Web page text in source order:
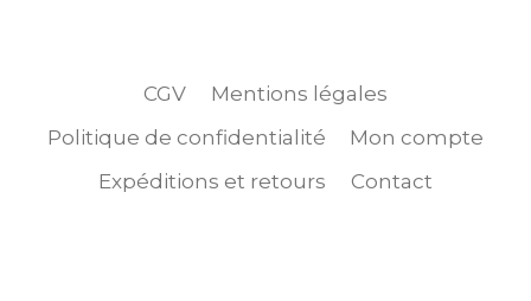
CGV
Mentions légales
Politique de confidentialité
Mon compte
Expéditions et retours
Contact